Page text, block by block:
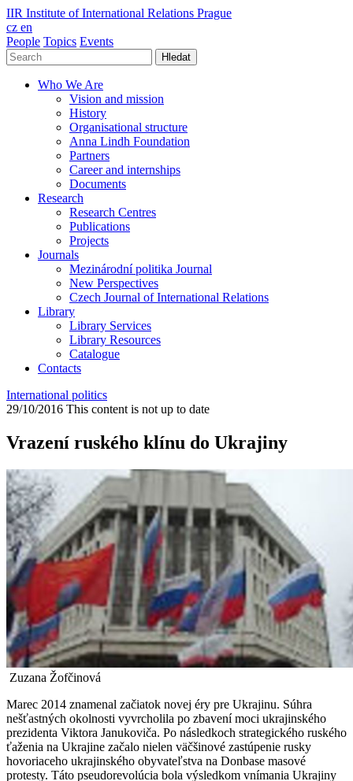
IIR Institute of International Relations Prague
cz en
People Topics Events
Hledat
Who We Are
Vision and mission
History
Organisational structure
Anna Lindh Foundation
Partners
Career and internships
Documents
Research
Research Centres
Publications
Projects
Journals
Mezinárodní politika Journal
New Perspectives
Czech Journal of International Relations
Library
Library Services
Library Resources
Catalogue
Contacts
International politics
29/10/2016 This content is not up to date
Vrazení ruského klínu do Ukrajiny
Zuzana Žofčinová
Marec 2014 znamenal začiatok novej éry pre Ukrajinu. Súhra
nešťastných okolnosti vyvrcholila po zbavení moci ukrajinského
prezidenta Viktora Janukoviča. Po následkoch strategického ruského
ťaženia na Ukrajine začalo nielen väčšinové zastúpenie rusky
hovoriaceho ukrajinského obyvateľstva na Donbase masové
protesty. Táto pseudorevolúcia bola výsledkom vnímania Ukrajiny